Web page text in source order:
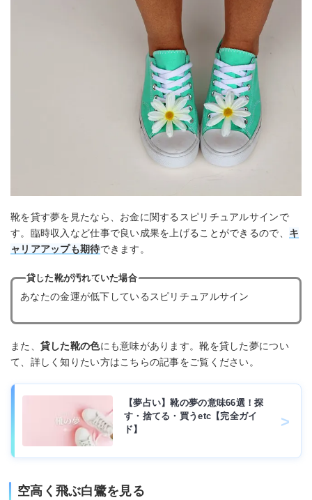
靴を貸す夢を見たなら、お金に関するスピリチュアルサインで
す。臨時収入など仕事で良い成果を上げることができるので、 キ
ャリアアップも期待できます。
貸した靴が汚れていた場合
あなたの金運が低下しているスピリチュアルサイン
また、 貸した靴の色にも意味があります。靴を貸した夢につい
て、詳しく知りたい方はこちらの記事をご覧ください。
【夢占い】靴の夢の意味66選！探
す・捨てる・買うetc【完全ガイ
ド】
空高く飛ぶ白鷺を見る